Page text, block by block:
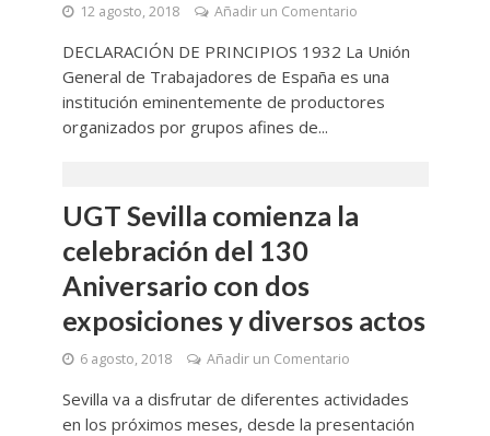
12 agosto, 2018 Añadir un Comentario
DECLARACIÓN DE PRINCIPIOS 1932 La Unión
General de Trabajadores de España es una
institución eminentemente de productores
organizados por grupos afines de...
UGT Sevilla comienza la
celebración del 130
Aniversario con dos
exposiciones y diversos actos
6 agosto, 2018 Añadir un Comentario
Sevilla va a disfrutar de diferentes actividades
en los próximos meses, desde la presentación